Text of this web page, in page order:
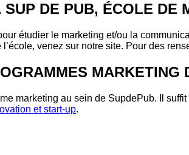
DE PUB, ÉCOLE DE
étudier le marketing et/ou la
venez sur notre site. Pour des
MARKETING
marketing au sein de SupdePub. Il
et start-up.